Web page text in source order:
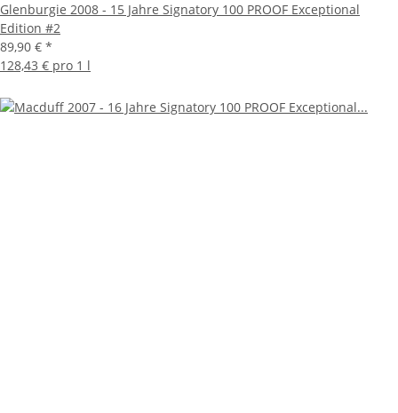
Glenburgie 2008 - 15 Jahre Signatory 100 PROOF Exceptional
Edition #2
89,90 € *
128,43 € pro 1 l